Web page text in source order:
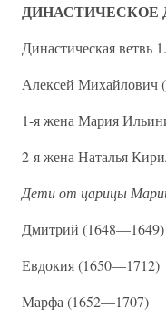
ДИНАСТИЧЕСКОЕ
Династическая ветвь 1.
Алексей Михайлович
1-я жена Мария
2-я жена Наталья
Дети от царицы
Дмитрий (1648—1649)
Евдокия (1650—1712)
Марфа (1652—1707)